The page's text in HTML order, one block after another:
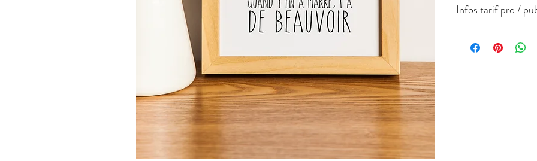
Infos tarif pro /
Format